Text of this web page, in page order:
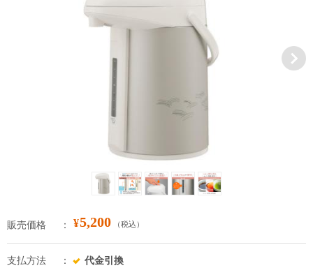
販売価格 ¥5,200 （税込）
支払方法
代金引換